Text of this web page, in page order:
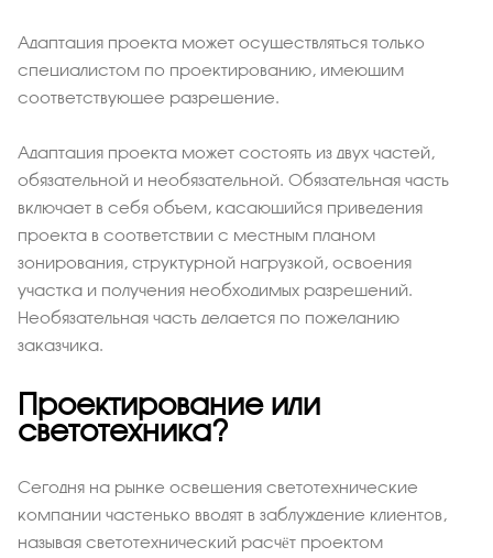
Адаптация проекта может осуществляться только
специалистом по проектированию, имеющим
соответствующее разрешение.
Адаптация проекта может состоять из двух частей,
обязательной и необязательной. Обязательная часть
включает в себя объем, касающийся приведения
проекта в соответствии с местным планом
зонирования, структурной нагрузкой, освоения
участка и получения необходимых разрешений.
Необязательная часть делается по пожеланию
заказчика.
Проектирование или
светотехника?
Сегодня на рынке освещения светотехнические
компании частенько вводят в заблуждение клиентов,
называя светотехнический расчёт проектом